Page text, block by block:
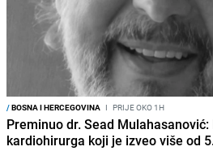
/BOSNA I HERCEGOVINA I PRIJE OKO 1H
Preminuo dr. Sead
kardiohirurga koji je izveo više od